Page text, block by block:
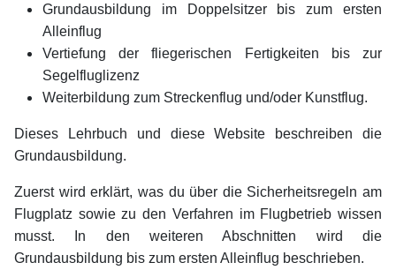
Grundausbildung im Doppelsitzer bis zum ersten
Alleinflug
Vertiefung der fliegerischen Fertigkeiten bis zur
Segelfluglizenz
Weiterbildung zum Streckenflug und/oder Kunstflug.
Dieses Lehrbuch und diese Website beschreiben die
Grundausbildung.
Zuerst wird erklärt, was du über die Sicherheitsregeln am
Flugplatz sowie zu den Verfahren im Flugbetrieb wissen
musst. In den weiteren Abschnitten wird die
Grundausbildung bis zum ersten Alleinflug beschrieben.